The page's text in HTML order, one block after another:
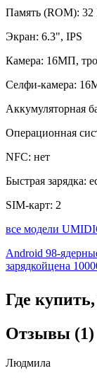
Память (ROM): 32
Экран: 6.3", IPS
Камера: 16МП,
Селфи-камера:
Аккумуляторная
Операционная
NFC: нет
Быстрая зарядка:
SIM-карт: 2
все модели
Android 98-
зарядкойцена
Где
Отзывы (1)
Людмила